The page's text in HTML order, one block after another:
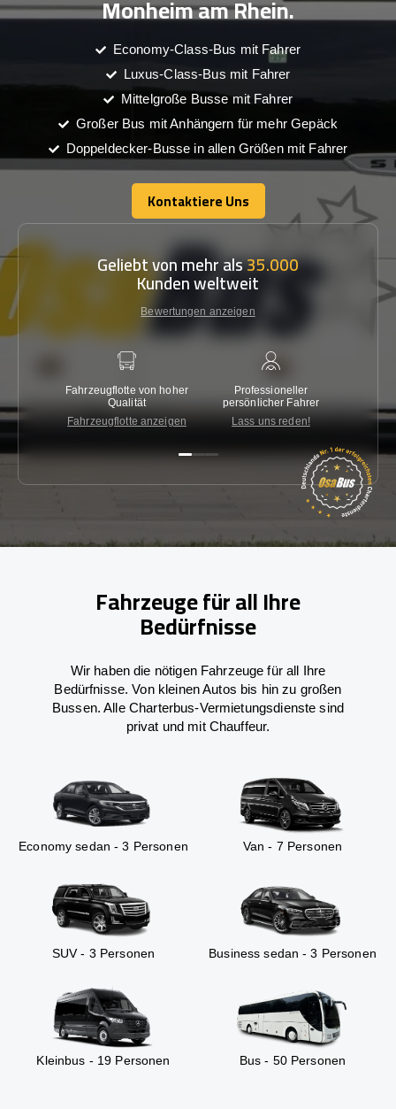
Monheim am Rhein.
Economy-Class-Bus mit Fahrer
Luxus-Class-Bus mit Fahrer
Mittelgroße Busse mit Fahrer
Großer Bus mit Anhängern für mehr Gepäck
Doppeldecker-Busse in allen Größen mit Fahrer
Kontaktiere Uns
Kontaktiere Uns
Geliebt von mehr als35.000
Kunden weltweit
Bewertungen anzeigen
Fahrzeugflotte von hoher
Qualität
Fahrzeugflotte anzeigen
Professioneller
persönlicher Fahrer
Lass uns reden!
Fahrzeuge für all Ihre
Bedürfnisse
Wir haben die nötigen Fahrzeuge für all Ihre
Bedürfnisse. Von kleinen Autos bis hin zu großen
Bussen. Alle Charterbus-Vermietungsdienste sind
privat und mit Chauffeur.
Economy sedan - 3 Personen Van - 7 Personen
SUV - 3 Personen Business sedan - 3 Personen
Kleinbus - 19 Personen Bus - 50 Personen